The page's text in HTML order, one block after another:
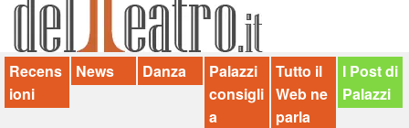
Palazzi consiglia
Video
Chi siamo
Recens
ioni
News Danza
Palazzi
consigli
a
Tutto il
Web ne
parla
I Post di
Palazzi